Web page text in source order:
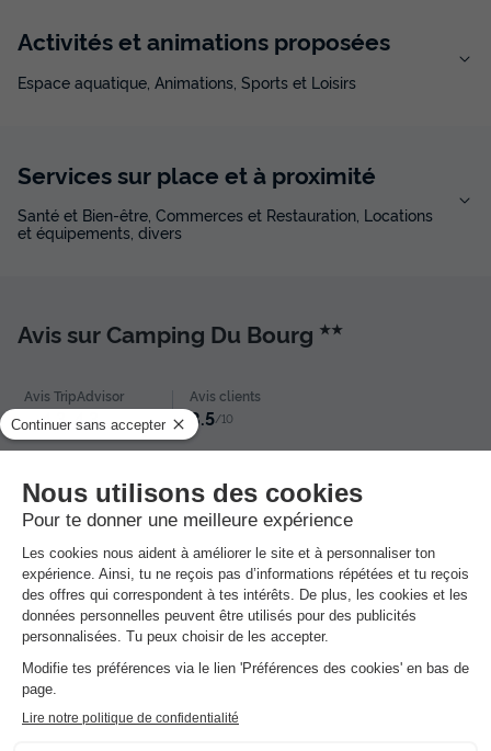
Activités et animations proposées
Espace aquatique, Animations, Sports et Loisirs
Services sur place et à proximité
Santé et Bien-être, Commerces et Restauration, Locations
et équipements, divers
Avis sur Camping Du Bourg ★★
Avis TripAdvisor
4.3
Avis clients
8.5/10
Avis Clients TripAdvisor
4.3 Très Bon
151 avis
Literie